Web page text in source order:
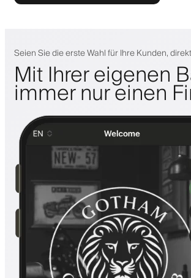
Seien Sie die erste Wahl für Ihre Kunden,
Mit Ihrer eigenen
immer nur einen